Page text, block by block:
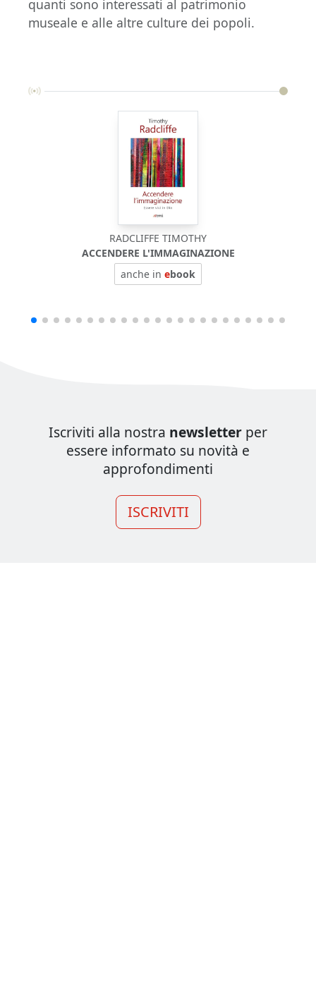
quanti sono interessati al patrimonio
museale e alle altre culture dei popoli.
RADCLIFFE TIMOTHY
ACCENDERE L'IMMAGINAZIONE
anche in ebook
Iscriviti alla nostra newsletter per
essere informato su novità e
approfondimenti
ISCRIVITI